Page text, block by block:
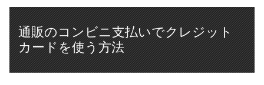
通販のコンビニ支払いでクレジット
カードを使う方法